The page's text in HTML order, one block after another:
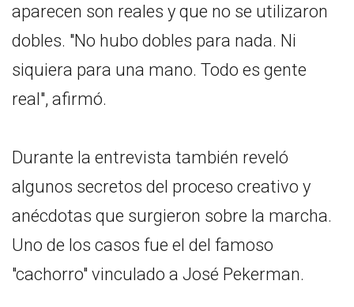
aparecen son reales y que no se utilizaron
dobles. "No hubo dobles para nada. Ni
siquiera para una mano. Todo es gente
real", afirmó.
Durante la entrevista también reveló
algunos secretos del proceso creativo y
anécdotas que surgieron sobre la marcha.
Uno de los casos fue el del famoso
"cachorro" vinculado a José Pekerman.